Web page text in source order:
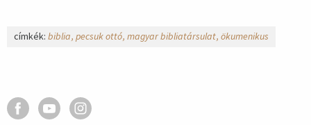
címkék: biblia pecsuk ottó magyar bibliatársulat ökumenikus